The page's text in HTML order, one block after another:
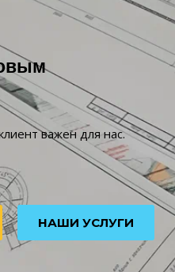
важен для нас.
НАШИ УСЛУГИ